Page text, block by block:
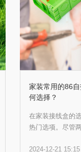
家装常用的86
何选择？
在家装接线盒的
热门选项。尽管
这两款底盒，很
2024-12-21 15:15